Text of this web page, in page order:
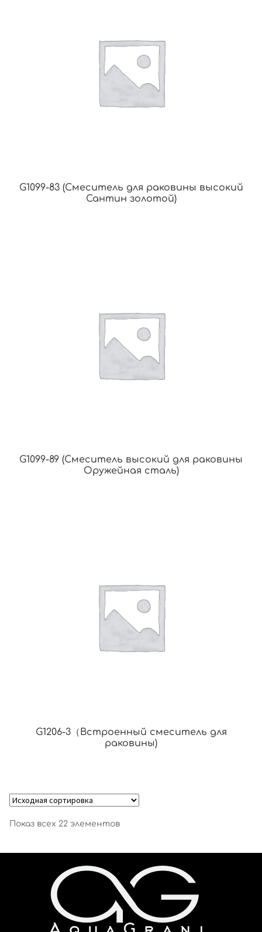
G1099-83 (Смеситель для раковины высокий
Сантин золотой)
G1099-89 (Смеситель высокий для раковины
Оружейная сталь)
G1206-3（Встроенный смеситель для
раковины)
Показ всех 22 элементов